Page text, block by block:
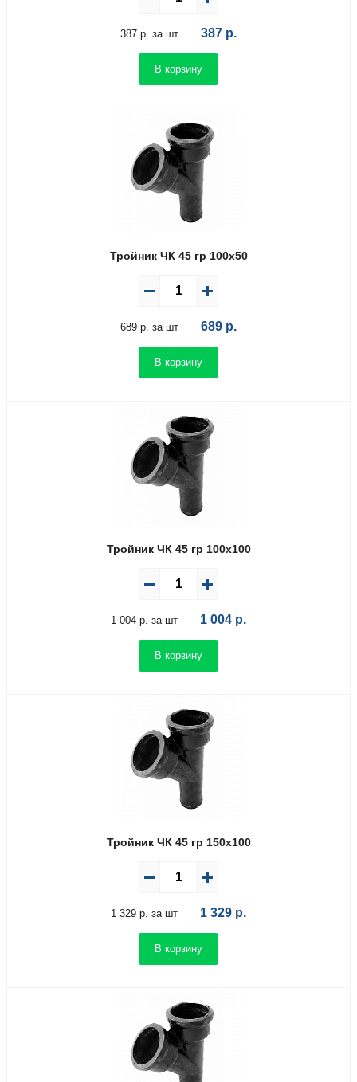
387 р. за шт 387 р.
В корзину
Тройник ЧК 45 гр 100х50
689 р. за шт 689 р.
В корзину
Тройник ЧК 45 гр 100х100
1 004 р. за шт 1 004 р.
В корзину
Тройник ЧК 45 гр 150х100
1 329 р. за шт 1 329 р.
В корзину